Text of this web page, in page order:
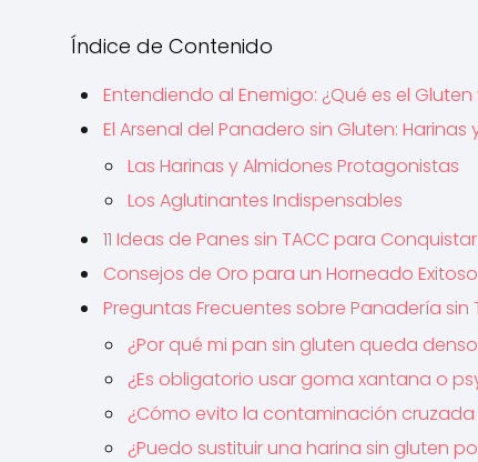
Índice de Contenido
Entendiendo al Enemigo: ¿Qué es el
El Arsenal del Panadero sin Gluten: Harinas
Las Harinas y Almidones Protagonistas
Los Aglutinantes Indispensables
11 Ideas de Panes sin TACC para
Consejos de Oro para un Horneado Exitoso
Preguntas Frecuentes sobre Panadería sin
¿Por qué mi pan sin gluten queda
¿Es obligatorio usar goma xantana o
¿Cómo evito la contaminación cruzada
¿Puedo sustituir una harina sin gluten